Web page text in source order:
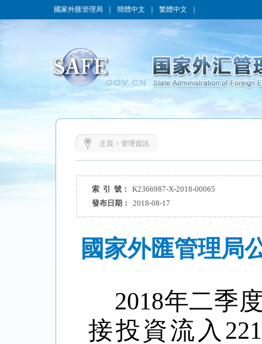
國家外匯管理局 簡體中文 繁體中文
主頁 > 管理資訊
索 引 號：
K2366987-X-2018-00065
發布日期：
2018-08-17
國家外匯管理局
2018年二季
接投資流入